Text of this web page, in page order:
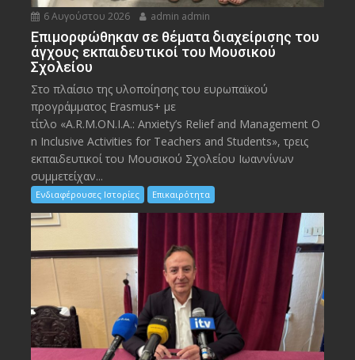
6 Αυγούστου 2026 admin admin
Eπιμορφώθηκαν σε θέματα διαχείρισης του
άγχους εκπαιδευτικοί του Μουσικού
Σχολείου
Στο πλαίσιο της υλοποίησης του ευρωπαϊκού
προγράμματος Erasmus+ με
τίτλο «A.R.M.ON.I.A.: Anxiety’s Relief and Management O
n Inclusive Activities for Teachers and Students», τρεις
εκπαιδευτικοί του Μουσικού Σχολείου Ιωαννίνων
συμμετείχαν...
Ενδιαφέρουσες Ιστορίες Επικαιρότητα